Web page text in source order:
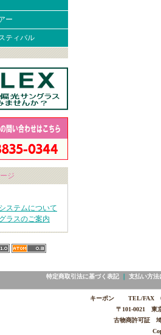
ー
ティバル
ジ
ステムについて
ラスのご案内
特定商取引法に基づく表記｜ 支払い方法
キーポン TEL/FAX
〒101-0021 東
古物商許可証